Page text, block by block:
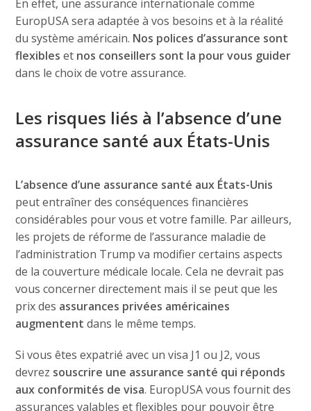
En effet, une assurance internationale comme
EuropUSA sera adaptée à vos besoins et à la réalité
du système américain. Nos polices d’assurance sont
flexibles et nos conseillers sont la pour vous guider
dans le choix de votre assurance.
Les risques liés à l’absence d’une
assurance santé aux États-Unis
L’absence d’une assurance santé aux États-Unis
peut entraîner des conséquences financières
considérables pour vous et votre famille. Par ailleurs,
les projets de réforme de l’assurance maladie de
l’administration Trump va modifier certains aspects
de la couverture médicale locale. Cela ne devrait pas
vous concerner directement mais il se peut que les
prix des assurances privées américaines
augmentent dans le même temps.
Si vous êtes expatrié avec un visa J1 ou J2, vous
devrez souscrire une assurance santé qui réponds
aux conformités de visa. EuropUSA vous fournit des
assurances valables et flexibles pour pouvoir être